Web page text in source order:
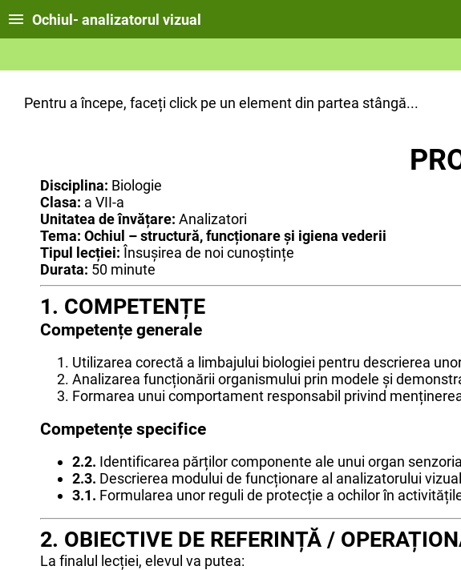
Ochiul- analizatorul vizual
Pentru a începe, faceți click pe un element din partea stângă...
Disciplina: Biologie
Clasa: a VII-a
Unitatea de învățare: Analizatori
Tema: Ochiul – structură, funcționare și igiena vederii
Tipul lecției: Însușirea de noi cunoștințe
Durata: 50 minute
1. COMPETENȚE
Competențe generale
Utilizarea corectă a limbajului biologiei pentru descrierea
Analizarea funcționării organismului prin modele și
Formarea unui comportament responsabil privind
Competențe specifice
2.2. Identificarea părților componente ale unui organ
2.3. Descrierea modului de funcționare al analizatorului
3.1. Formularea unor reguli de protecție a ochilor în
2. OBIECTIVE DE REFERINȚĂ /
La finalul lecției, elevul va putea: